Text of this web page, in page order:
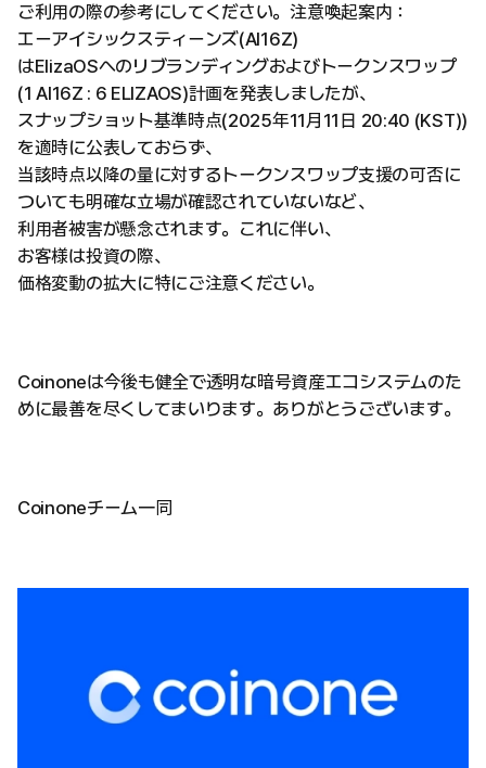
ご利用の際の参考にしてください。注意喚起案内：
エーアイシックスティーンズ(AI16Z)
はElizaOSへのリブランディングおよびトークンスワップ
(1 AI16Z : 6 ELIZAOS)計画を発表しましたが、
スナップショット基準時点(2025年11月11日 20:40 (KST))
を適時に公表しておらず、
当該時点以降の量に対するトークンスワップ支援の可否に
ついても明確な立場が確認されていないなど、
利用者被害が懸念されます。これに伴い、
お客様は投資の際、
価格変動の拡大に特にご注意ください。
Coinoneは今後も健全で透明な暗号資産エコシステムのた
めに最善を尽くしてまいります。ありがとうございます。
Coinoneチーム一同